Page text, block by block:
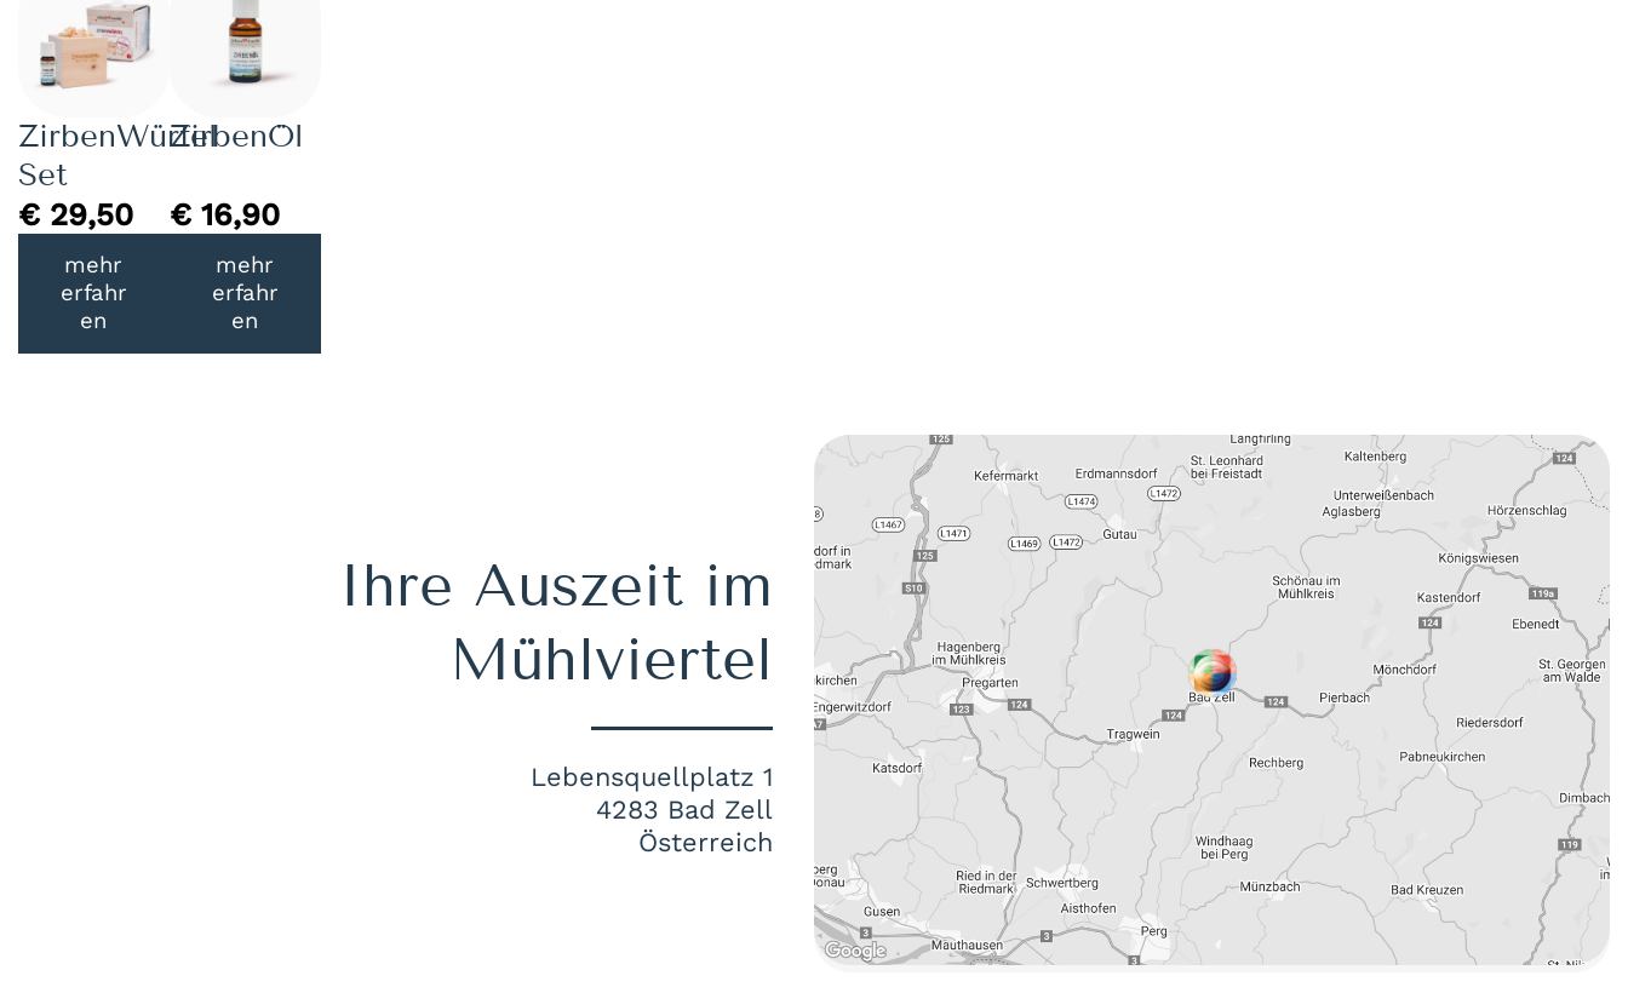
ZirbenWürfel
Set
€ 29,50
mehr
erfahr
en
ZirbenÖl
€16,90
mehr
erfahr
en
Ihre Auszeit im
Mühlviertel
Lebensquellplatz 1
4283 Bad Zell
Österreich